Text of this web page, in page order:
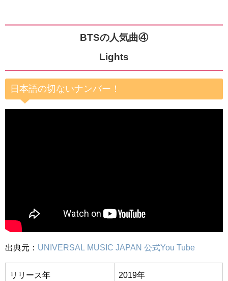
BTSの人気曲④
Lights
日本語の切ないナンバー！
出典元： UNIVERSAL MUSIC JAPAN 公式You Tube
リリース年 2019年